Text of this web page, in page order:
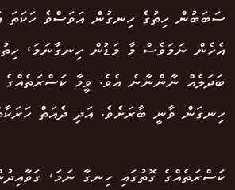
ސަބަބުން ހިތުގެ ހިނގުން އަވަސްވެ ހަކަތަ
އެހެން ނަމަވެސް މާ މަޑުން ހިނގާނަމަ،
ބަދަލެއް ނާންނާނެ އެވެ. ވީމާ ކަސްރަތެއްގެ
ހިނގަން ވާނީ ބާރަށެވެ. އަދި ދެއަތް
ކަސްރަތެއްގެ ގޮތުގައި ހިނގާ ނަމަ،